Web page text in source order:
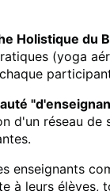
Holistique du
(yoga
d'un réseau
enseignants
à leurs